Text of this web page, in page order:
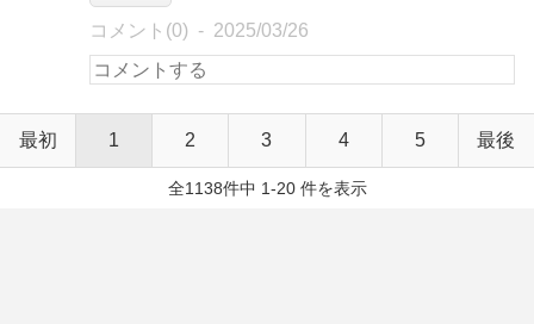
コメント(0) 2025/03/26
最初 1 2 3 4 5 最後
全1138件中 1-20 件を表示